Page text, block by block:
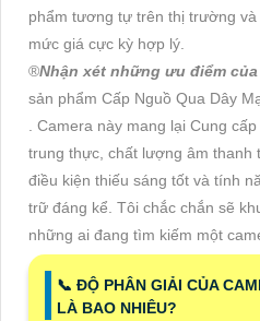
phẩm tương tự trên thị trường
mức giá cực kỳ hợp lý.
®️Nhận xét những ưu điểm
sản phẩm Cấp Nguồ Qua Dây
. Camera này mang lại Cung
trung thực, chất lượng âm thanh
điều kiện thiếu sáng tốt và tính
trữ đáng kể. Tôi chắc chắn sẽ
những ai đang tìm kiếm một
📞 ĐỘ PHÂN GIẢI CỦA
LÀ BAO NHIÊU?